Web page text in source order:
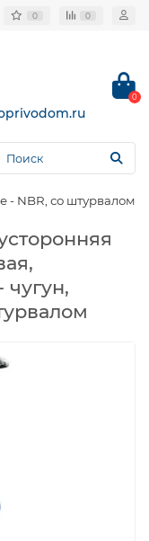
0 0
0
- NBR, со штурвалом